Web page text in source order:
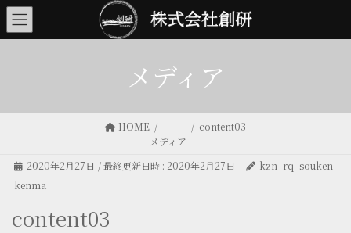
メディア
HOME
メディア
content03
2020年2月27日 / 最終更新日時 : 2020年2月27日
kzn_rq_souken-
kenma
content03